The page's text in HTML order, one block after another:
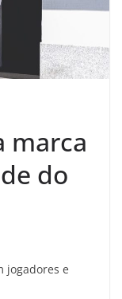
marca
do
jogadores e